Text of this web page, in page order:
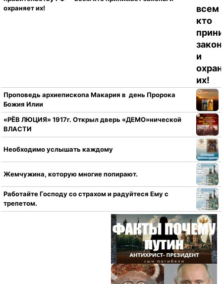
охраняет их!
Проповедь архиепископа Макария в день Пророка
Божия Илии
«РЁВ ЛЮЦИЯ» 1917г. Открыл дверь «ДЕМО»нической
ВЛАСТИ
Необходимо услышать каждому
Жемчужина, которую многие попирают.
Работайте Господу со страхом и радуйтеся Ему с
трепетом.